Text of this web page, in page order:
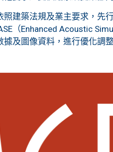
建築法規及業主要求，先
（Enhanced Acoustic
及圖像資料，進行優化調